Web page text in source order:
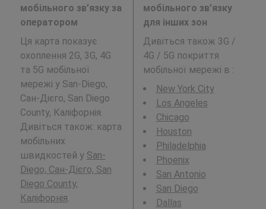
мобільного зв’язку за
оператором
Ця карта показує
охоплення 2G, 3G, 4G
та 5G мобільної
мережі у San-Diego,
Сан-Дієго, San Diego
County, Каліфорнія.
Дивіться також: карта
мобільних
швидкостей у San-
Diego, Сан-Дієго, San
Diego County,
Каліфорнія.
мобільного зв’язку
для інших зон
Дивіться також 3G /
4G / 5G покриття
мобільної мережі в :
New York City
Los Angeles
Chicago
Houston
Philadelphia
Phoenix
San Antonio
San Diego
Dallas